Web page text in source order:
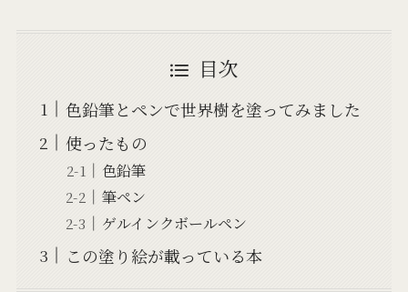
目次
色鉛筆とペンで世界樹を塗ってみました
使ったもの
色鉛筆
筆ペン
ゲルインクボールペン
この塗り絵が載っている本